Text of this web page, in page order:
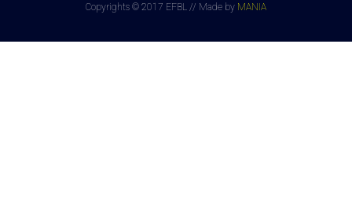
Copyrights © 2017 EFBL // Made by MANIA